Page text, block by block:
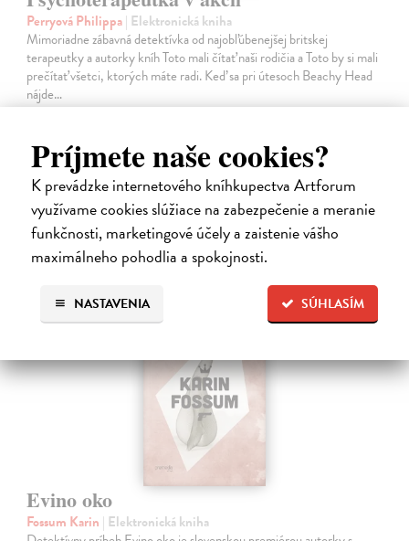
Príjmete naše cookies?
K prevádzke internetového kníhkupectva Artforum
využívame cookies slúžiace na zabezpečenie a meranie
funkčnosti, marketingové účely a zaistenie vášho
maximálneho pohodlia a spokojnosti.
SÚHLASÍM
NASTAVENIA
Perryová Philippa| Elektronická kniha
Mimoriadne zábavná detektívka od najobľúbenejšej britskej
terapeutky a autorky kníh Toto mali čítať naši rodičia a Toto by si mali
prečítať všetci, ktorých máte radi. Keď sa pri útesoch Beachy Head
nájde…
16,95 €
Evino oko
Fossum Karin | Elektronická kniha